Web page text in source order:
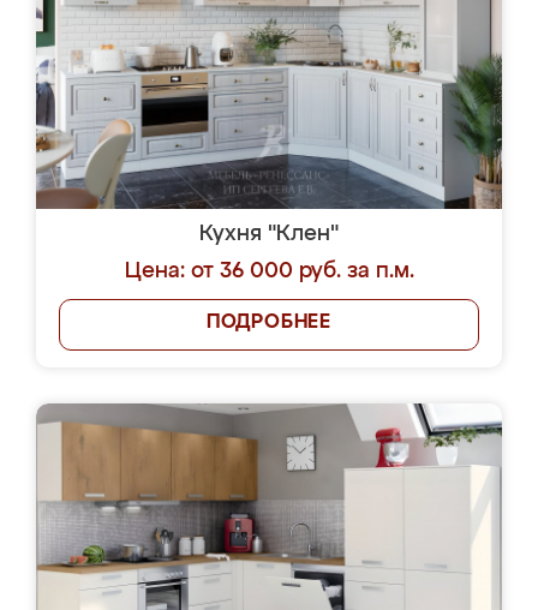
Кухня "Клен"
Цена: от 36 000 руб. за п.м.
ПОДРОБНЕЕ